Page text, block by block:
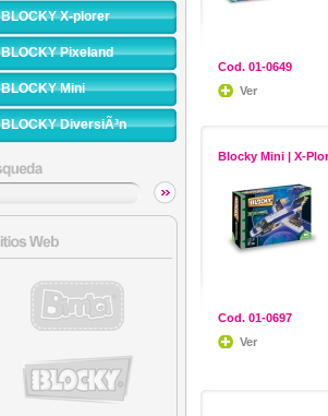
BLOCKY X-plorer
BLOCKY Pixeland
BLOCKY Mini
BLOCKY DiversiÃ³n
Cod. 01-0649
Ver
Blocky Mini | X-
Cod. 01-0697
Ver